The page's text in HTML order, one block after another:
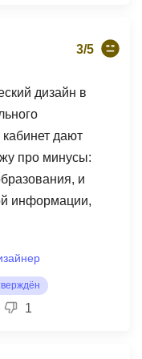
на
в 23:45,
Этот курс
на моей кухне,
стать более
кто работает с
3/5
дизайн в
дают
про минусы:
и
информации,
включают
дисциплин
итоговое
о
1